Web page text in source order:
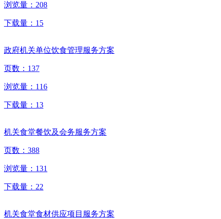
浏览量： 208
下载量： 15
政府机关单位饮食管理服务方案
页数： 137
浏览量： 116
下载量： 13
机关食堂餐饮及会务服务方案
页数： 388
浏览量： 131
下载量： 22
机关食堂食材供应项目服务方案